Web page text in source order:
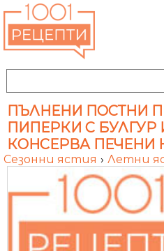
ПЪЛНЕНИ ПОСТНИ
ПИПЕРКИ С БУЛГУР
КОНСЕРВА ПЕЧЕНИ
Сезонни ястия › Летни